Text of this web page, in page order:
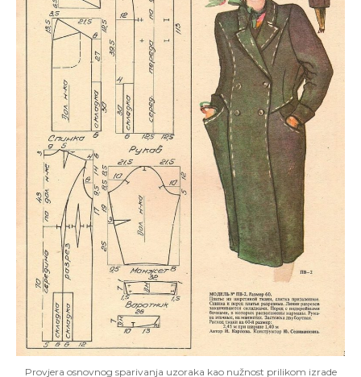
Provjera osnovnog sparivanja uzoraka kao nužnost prilikom izrade